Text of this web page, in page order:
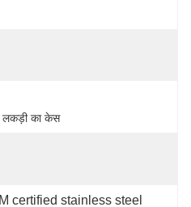
लकड़ी का केस
certified stainless steel